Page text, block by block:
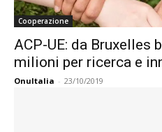
Cooperazione
ACP-UE: da Bruxelles
milioni per ricerca e
OnuItalia - 23/10/2019